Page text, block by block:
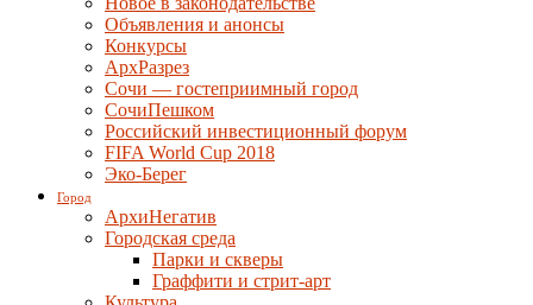
Объявления и анонсы
Конкурсы
АрхРазрез
Сочи — гостеприимный город
СочиПешком
Российский инвестиционный форум
FIFA World Cup 2018
Эко-Берег
Город
АрхиНегатив
Городская среда
Парки и скверы
Граффити и стрит-арт